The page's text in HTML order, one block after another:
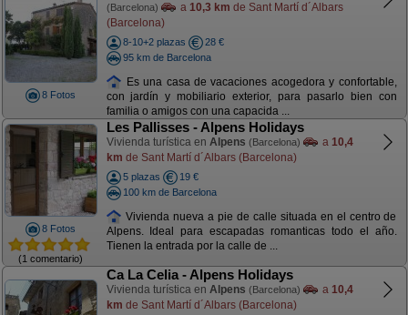
8 Fotos
(Barcelona) a 10,3 km de Sant Martí d´Albars
(Barcelona)
8-10+2 plazas
28 €
95 km de Barcelona
Es una casa de vacaciones acogedora y confortable,
con jardín y mobiliario exterior, para pasarlo bien con
familia o amigos con una capacida ...
8 Fotos
(1 comentario)
Les Pallisses - Alpens Holidays
Vivienda turística en Alpens (Barcelona) a 10,4
km de Sant Martí d´Albars (Barcelona)
5 plazas
19 €
100 km de Barcelona
Vivienda nueva a pie de calle situada en el centro de
Alpens. Ideal para escapadas romanticas todo el año.
Tienen la entrada por la calle de ...
Ca La Celia - Alpens Holidays
Vivienda turística en Alpens (Barcelona) a 10,4
km de Sant Martí d´Albars (Barcelona)